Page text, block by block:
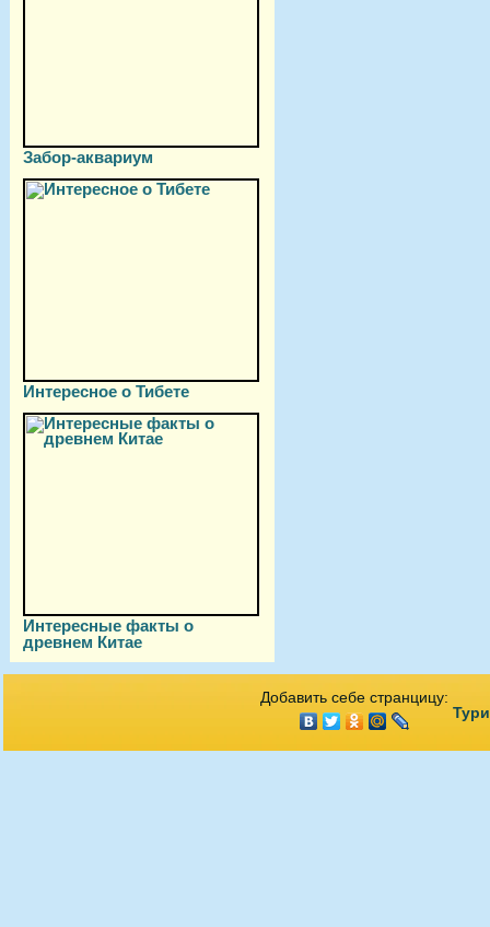
Забор-аквариум
Интересное о Тибете
Интересные факты о
древнем Китае
Добавить себе странцицу: